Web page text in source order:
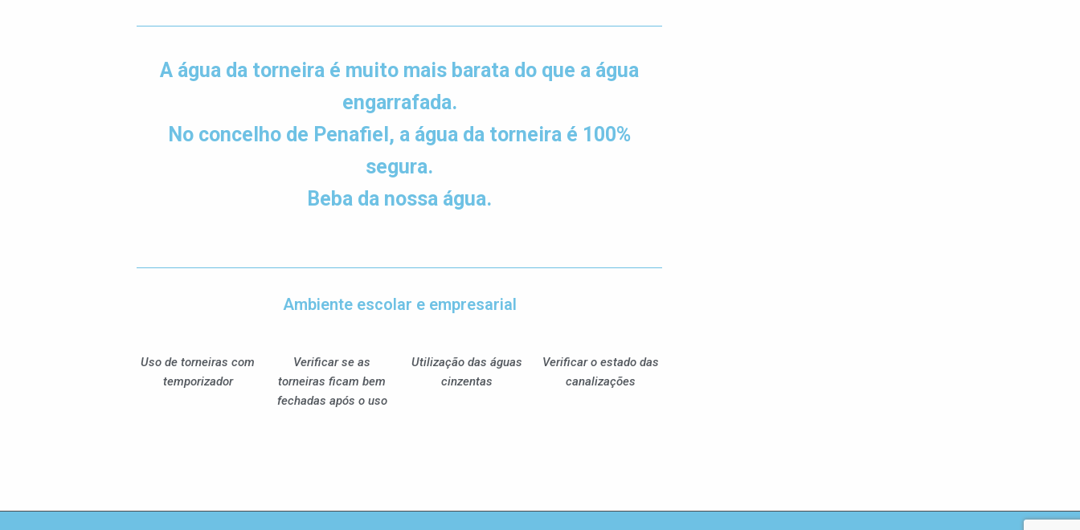
A água da torneira é muito mais barata do que a água
engarrafada.
No concelho de Penafiel, a água da torneira é 100%
segura.
Beba da nossa água.
Ambiente escolar e empresarial
Uso de torneiras com
temporizador
Verificar se as
torneiras ficam bem
fechadas após o uso
Utilização das águas
cinzentas
Verificar o estado das
canalizações